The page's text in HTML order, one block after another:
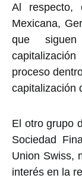
Al respecto,
Mexicana,
que
proceso
capitalización
El otro grupo
Sociedad
Union Swiss,
interés en la